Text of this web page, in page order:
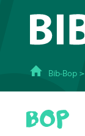
Bib-Bop >